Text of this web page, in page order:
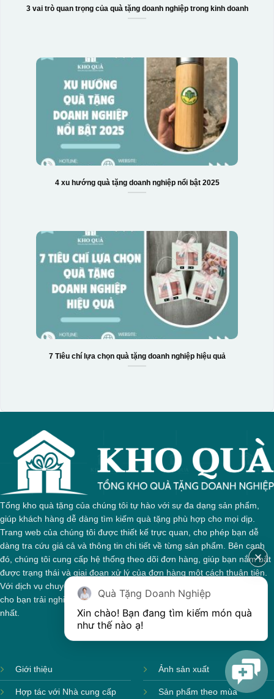
Hộp xi biểu trưng
3 vai trò quan trọng của quà tặng doanh nghiệp trong kinh doanh
4 xu hướng quà tặng doanh nghiệp nổi bật 2025
7 Tiêu chí lựa chọn quà tặng doanh nghiệp hiệu quả
Tổng kho quà tặng của chúng tôi tự hào với sự đa dạng sản phẩm,
giúp khách hàng dễ dàng tìm kiếm quà tặng phù hợp cho mọi dịp.
Trang web của chúng tôi được thiết kế trực quan, cho phép bạn dễ
dàng tra cứu giá cả và thông tin chi tiết về từng sản phẩm. Bên cạnh
đó, chúng tôi cung cấp hệ thống theo dõi đơn hàng, giúp bạn nắm bắt
được trạng thái và giai đoạn xử lý của đơn hàng một cách thuận tiện.
Với dịch vụ chuyên nghiệp và tận tâm, chúng tôi cam kết mang đến
cho bạn trải nghiệm mua sắm tuyệt vời và những món quà ý nghĩa
nhất.
Giới thiệu
Hợp tác với Nhà cung cấp
Ảnh sản xuất
Sản phẩm theo mùa
Quà Tặng Doanh Nghiệp
Xin chào! Bạn đang tìm kiếm món quà
như thế nào ạ!